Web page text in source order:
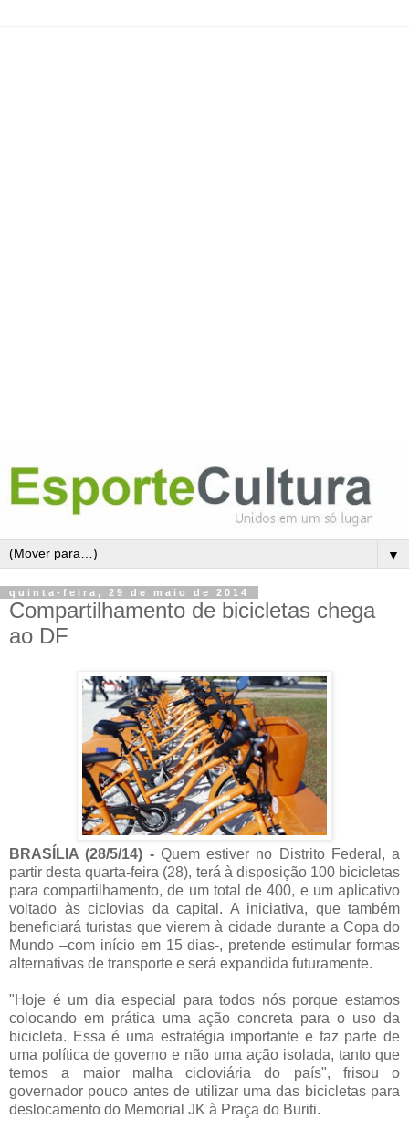
▼
quinta-feira, 29 de maio de 2014
Compartilhamento de bicicletas chega
ao DF
BRASÍLIA (28/5/14) -Quem estiver no Distrito Federal, a
partir desta quarta-feira (28), terá à disposição 100 bicicletas
para compartilhamento, de um total de 400, e um aplicativo
voltado às ciclovias da capital. A iniciativa, que também
beneficiará turistas que vierem à cidade durante a Copa do
Mundo –com início em 15 dias-, pretende estimular formas
alternativas de transporte e será expandida futuramente.
"Hoje é um dia especial para todos nós porque estamos
colocando em prática uma ação concreta para o uso da
bicicleta. Essa é uma estratégia importante e faz parte de
uma política de governo e não uma ação isolada, tanto que
temos a maior malha cicloviária do país", frisou o
governador pouco antes de utilizar uma das bicicletas para
deslocamento do Memorial JK à Praça do Buriti.